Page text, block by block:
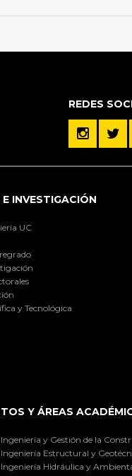
REDES
INVESTIGACIÓN
UC
y Tecnológica
Y ÁREAS
y Gestión de la
Estructural y
Hidráulica y